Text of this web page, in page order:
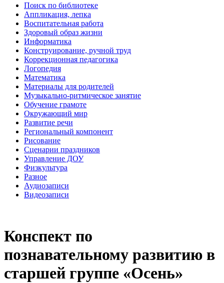
Поиск по библиотеке
Аппликация, лепка
Воспитательная работа
Здоровый образ жизни
Информатика
Конструирование, ручной труд
Коррекционная педагогика
Логопедия
Математика
Материалы для родителей
Музыкально-ритмическое занятие
Обучение грамоте
Окружающий мир
Развитие речи
Региональный компонент
Рисование
Сценарии праздников
Управление ДОУ
Физкультура
Разное
Аудиозаписи
Видеозаписи
Конспект по
познавательному развитию в
старшей группе «Осень»